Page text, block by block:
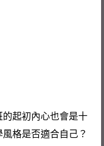
起初內心也會是十
格是否適合自己？